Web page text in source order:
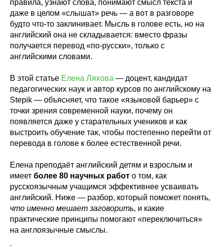
правила, узнают слова, понимают смысл текста и
даже в целом «слышат» речь — а вот в разговоре
будто что-то заклинивает. Мысль в голове есть, но на
английский она не складывается: вместо фразы
получается перевод «по-русски», только с
английскими словами.
В этой статье Елена Ляхова — доцент, кандидат
педагогических наук и автор курсов по английскому на
Stepik — объясняет, что такое «языковой барьер» с
точки зрения современной науки, почему он
появляется даже у старательных учеников и как
выстроить обучение так, чтобы постепенно перейти от
перевода в голове к более естественной речи.
Елена преподаёт английский детям и взрослым и
имеет более 80 научных работ о том, как
русскоязычным учащимся эффективнее усваивать
английский. Ниже — разбор, который поможет понять,
что именно мешает заговорить, и какие
практические принципы помогают «переключиться»
на англоязычные смыслы.